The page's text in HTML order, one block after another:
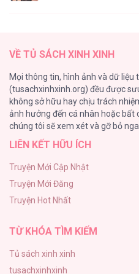
184
Cuộc Sống Sung
140
Đứa Nhỏ Không Phải Là
Mùa Xuân Hoa Nở
104
VỀ TỦ SÁCH XINH XINH
Mọi thông tin, hình ảnh và dữ
(tusachxinhxinh.org) đều được
không sở hữu hay chịu trách
ảnh hưởng đến cá nhân hoặc bất
chúng tôi sẽ xem xét và gỡ bỏ
LIÊN KẾT HỮU ÍCH
Truyện Mới Cập Nhật
Truyện Mới Đăng
Truyện Hot Nhất
TỪ KHÓA TÌM KIẾM
Tủ sách xinh xinh
tusachxinhxinh